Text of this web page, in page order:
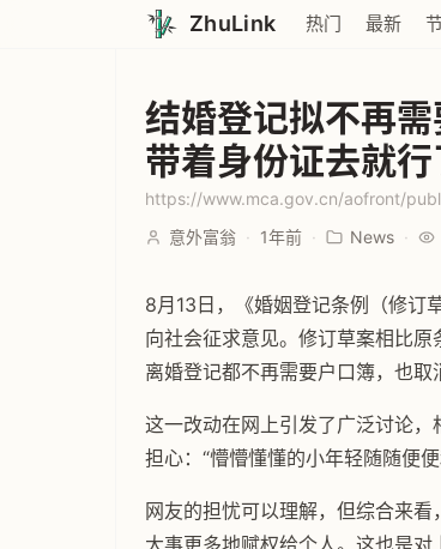
ZhuLink 热门 最新
结婚登记拟不再
带着身份证去就行
https://www.mca.gov.cn/aofront/
意外富翁 · 1年前 · News ·
8月13日，《婚姻登记条例（修订
向社会征求意见。修订草案相比
离婚登记都不再需要户口簿，也取
这一改动在网上引发了广泛讨论，
担心：“懵懵懂懂的小年轻随随便
网友的担忧可以理解，但综合来
大事更多地赋权给个人。这也是对